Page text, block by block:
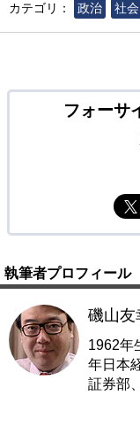
カテゴリ：
政治 社会
フォーサ
執筆者プロフィール
磯山友
1962年
年日本
証券部、